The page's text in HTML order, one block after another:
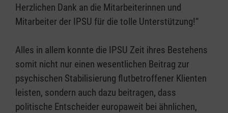
Herzlichen Dank an die Mitarbeiterinnen und
Mitarbeiter der IPSU für die tolle Unterstützung!“
Alles in allem konnte die IPSU Zeit ihres Bestehens
somit nicht nur einen wesentlichen Beitrag zur
psychischen Stabilisierung flutbetroffener Klienten
leisten, sondern auch dazu beitragen, dass
politische Entscheider europaweit bei ähnlichen,